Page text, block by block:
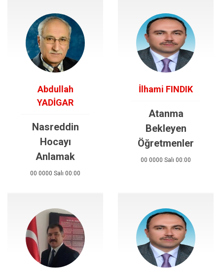
Abdullah
YADİGAR
Nasreddin
Hocayı
Anlamak
00 0000 Salı 00:00
İlhami FINDIK
Atanma
Bekleyen
Öğretmenler
00 0000 Salı 00:00